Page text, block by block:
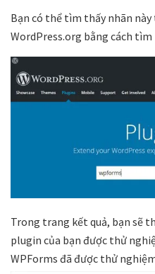
Bạn có thể tìm thấy nhãn
WordPress.org bằng cách
Trong trang kết quả, bạn sẽ
plugin của bạn được thử
WPForms đã được thử